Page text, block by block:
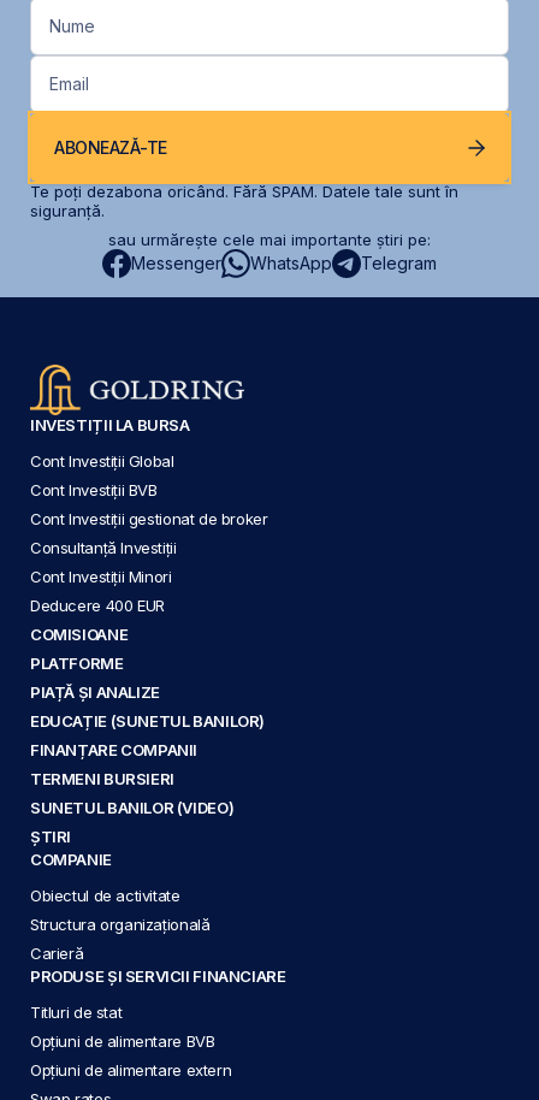
Nume
Email
ABONEAZĂ-TE
Te poți dezabona oricând. Fără SPAM. Datele tale sunt în
siguranță.
sau urmărește cele mai importante știri pe:
Messenger WhatsApp Telegram
INVESTIȚII LA BURSA
Cont Investiții Global
Cont Investiții BVB
Cont Investiții gestionat de broker
Consultanță Investiții
Cont Investiții Minori
Deducere 400 EUR
COMISIOANE
PLATFORME
PIAȚĂ ȘI ANALIZE
EDUCAȚIE (SUNETUL BANILOR)
FINANȚARE COMPANII
TERMENI BURSIERI
SUNETUL BANILOR (VIDEO)
ȘTIRI
COMPANIE
Obiectul de activitate
Structura organizațională
Carieră
PRODUSE ȘI SERVICII FINANCIARE
Titluri de stat
Opțiuni de alimentare BVB
Opțiuni de alimentare extern